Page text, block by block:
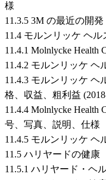
様
11.3.5 3M の最近の開発
11.4 モルンリッケ ヘル
11.4.1 Molnlycke Health
11.4.2 モルンリッケ ヘ
11.4.3 モルンリッケ ヘ
格、収益、粗利益
11.4.4 Molnlycke Health
号、写真、説明、仕様
11.4.5 モルンリッケ ヘ
11.5 ハリヤードの健康
11.5.1 ハリヤード・ヘ